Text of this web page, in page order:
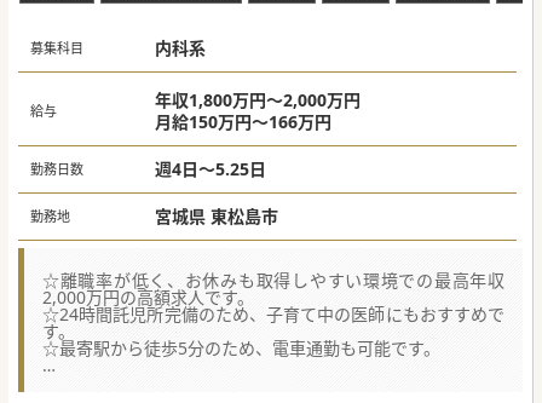
募集科目 内科系
給与
年収1,800万円～2,000万円
月給150万円～166万円
勤務日数 週4日～5.25日
勤務地 宮城県 東松島市
☆離職率が低く、お休みも取得しやすい環境での最高年収
2,000万円の高額求人です。
☆24時間託児所完備のため、子育て中の医師にもおすすめで
す。
☆最寄駅から徒歩5分のため、電車通勤も可能です。